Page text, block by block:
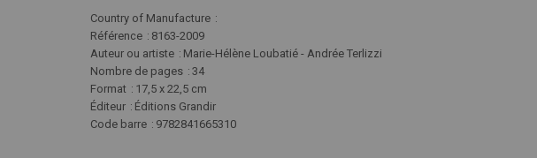
Plus
d'infos
Country of Manufacture
Référence
8163-2009
Auteur ou artiste
Marie-Hélène Loubatié - Andrée Terlizzi
Nombre de pages
34
Format
17,5 x 22,5 cm
Éditeur
Éditions Grandir
Code barre
9782841665310